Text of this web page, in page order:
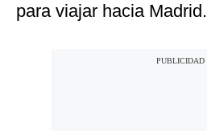
para viajar hacia Madrid.